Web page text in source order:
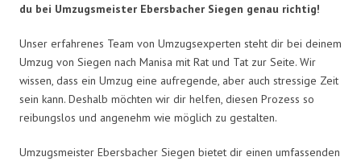
du bei Umzugsmeister Ebersbacher Siegen genau richtig!
Unser erfahrenes Team von Umzugsexperten steht dir bei deinem
Umzug von Siegen nach Manisa mit Rat und Tat zur Seite. Wir
wissen, dass ein Umzug eine aufregende, aber auch stressige Zeit
sein kann. Deshalb möchten wir dir helfen, diesen Prozess so
reibungslos und angenehm wie möglich zu gestalten.
Umzugsmeister Ebersbacher Siegen bietet dir einen umfassenden